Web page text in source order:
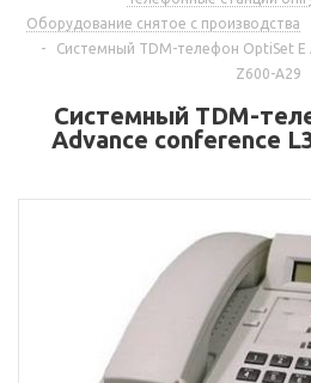
Оборудование снятое с производства
-
Системный TDM-телефон OptiSet E
Z600-A29
Системный TDM-
Advance conference